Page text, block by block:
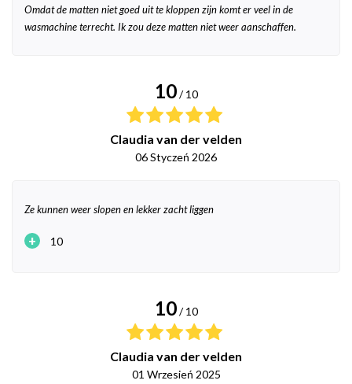
Omdat de matten niet goed uit te kloppen zijn komt er veel in de
wasmachine terrecht. Ik zou deze matten niet weer aanschaffen.
10 / 10
Claudia van der velden
06 Styczeń 2026
Ze kunnen weer slopen en lekker zacht liggen
+ 10
10 / 10
Claudia van der velden
01 Wrzesień 2025